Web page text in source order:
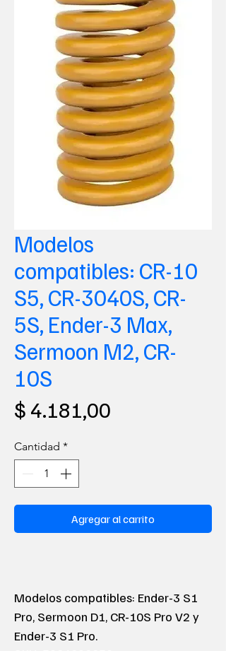
Modelos
compatibles: CR-10
S5, CR-3040S, CR-
5S, Ender-3 Max,
Sermoon M2, CR-
10S
$ 4.181,00
Cantidad *
Agregar al carrito
Modelos compatibles: Ender-3 S1
Pro, Sermoon D1, CR-10S Pro V2 y
Ender-3 S1 Pro.